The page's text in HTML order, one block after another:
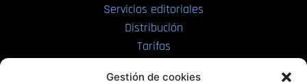
Gestión de cookies
Servicios editoriales
Distribución
Tarifas